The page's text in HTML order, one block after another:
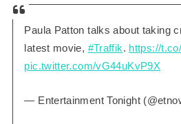
Paula Patton talks about taking
latest movie, #Traffik. https://
pic.twitter.com/vG44uKvP9X
— Entertainment Tonight